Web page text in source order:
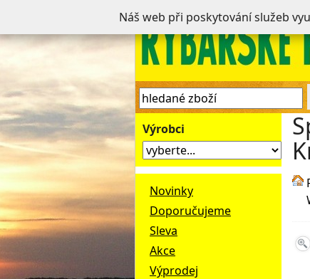
Výrobci
Novinky
Doporučujeme
Sleva
Akce
Výprodej
Náš web při poskytování služeb